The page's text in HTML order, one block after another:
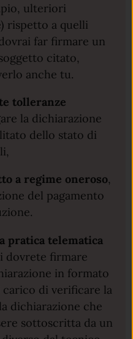
ulteriori
rispetto a quelli
far firmare un
citato,
anche tu.
tolleranze
la dichiarazione
dello stato di
a regime oneroso,
del pagamento
pratica telematica
dovrete firmare
in formato
di verificare la
dichiarazione che
sottoscritta da un